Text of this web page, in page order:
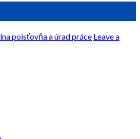
poisťovňa a úrad práce Leave a